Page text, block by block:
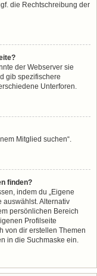
die Rechtschreibung der
der Webserver sie
gib spezifischere
Unterforen.
Mitglied suchen“.
finden?
indem du „Eigene
auswählst. Alternativ
persönlichen Bereich
Profilseite
von dir erstellen Themen
in die Suchmaske ein.